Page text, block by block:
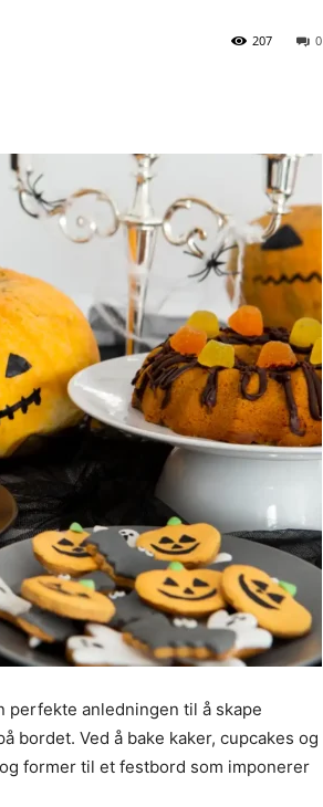
0
207
perfekte anledningen til å skape
bordet. Ved å bake kaker, cupcakes og
former til et festbord som imponerer